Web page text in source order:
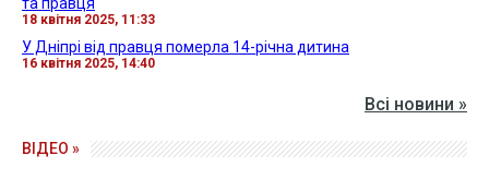
18 квітня 2025, 11:33
У Дніпрі від правця померла 14-річна дитина
16 квітня 2025, 14:40
Всі новини »
ВІДЕО »